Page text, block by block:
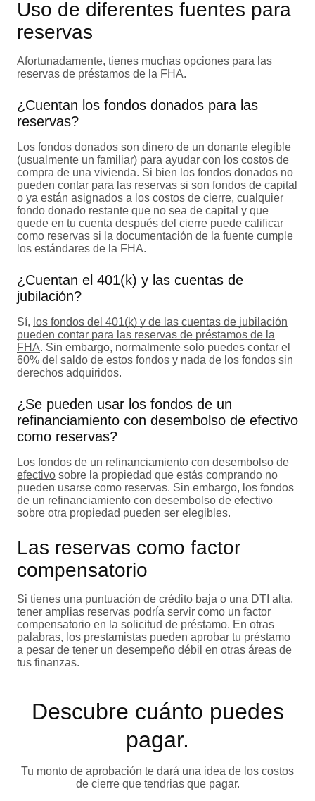
Uso de diferentes fuentes para
reservas
Afortunadamente, tienes muchas opciones para las
reservas de préstamos de la FHA.
¿Cuentan los fondos donados para las
reservas?
Los fondos donados son dinero de un donante elegible
(usualmente un familiar) para ayudar con los costos de
compra de una vivienda. Si bien los fondos donados no
pueden contar para las reservas si son fondos de capital
o ya están asignados a los costos de cierre, cualquier
fondo donado restante que no sea de capital y que
quede en tu cuenta después del cierre puede calificar
como reservas si la documentación de la fuente cumple
los estándares de la FHA.
¿Cuentan el 401(k) y las cuentas de
jubilación?
Sí, los fondos del 401(k) y de las cuentas de jubilación
pueden contar para las reservas de préstamos de la
FHA. Sin embargo, normalmente solo puedes contar el
60% del saldo de estos fondos y nada de los fondos sin
derechos adquiridos.
¿Se pueden usar los fondos de un
refinanciamiento con desembolso de efectivo
como reservas?
Los fondos de un refinanciamiento con desembolso de
efectivo sobre la propiedad que estás comprando no
pueden usarse como reservas. Sin embargo, los fondos
de un refinanciamiento con desembolso de efectivo
sobre otra propiedad pueden ser elegibles.
Las reservas como factor
compensatorio
Si tienes una puntuación de crédito baja o una DTI alta,
tener amplias reservas podría servir como un factor
compensatorio en la solicitud de préstamo. En otras
palabras, los prestamistas pueden aprobar tu préstamo
a pesar de tener un desempeño débil en otras áreas de
tus finanzas.
Descubre cuánto puedes
pagar.
Tu monto de aprobación te dará una idea de los costos
de cierre que tendrias que pagar.